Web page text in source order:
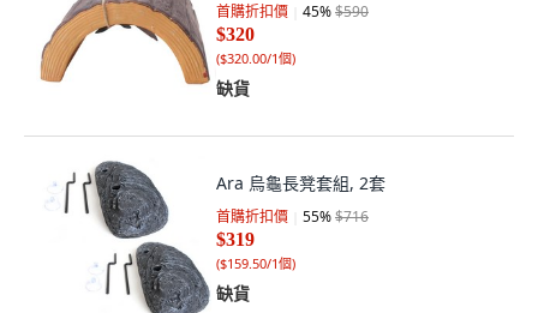
首購折扣價 45%$590
$320
($320.00/1個)
缺貨
Ara 烏龜長凳套組, 2套
首購折扣價 55%$716
$319
($159.50/1個)
缺貨